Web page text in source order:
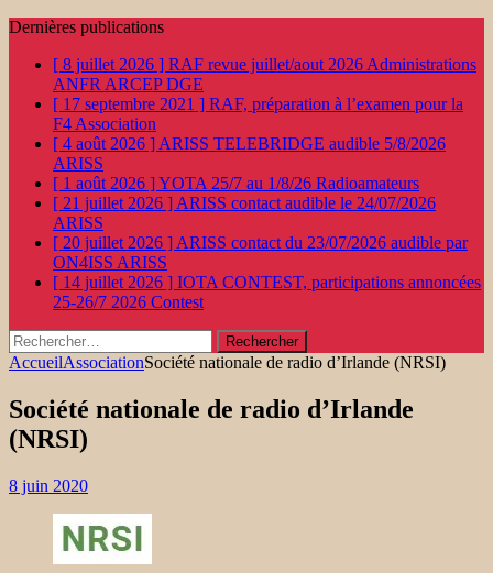
Dernières publications
[ 8 juillet 2026 ] RAF revue juillet/aout 2026 Administrations
ANFR ARCEP DGE
[ 17 septembre 2021 ] RAF, préparation à l’examen pour la
F4 Association
[ 4 août 2026 ] ARISS TELEBRIDGE audible 5/8/2026
ARISS
[ 1 août 2026 ]YOTA 25/7 au 1/8/26 Radioamateurs
[ 21 juillet 2026 ] ARISS contact audible le 24/07/2026
ARISS
[ 20 juillet 2026 ] ARISS contact du 23/07/2026 audible par
ON4ISS ARISS
[ 14 juillet 2026 ] IOTA CONTEST, participations annoncées
25-26/7 2026 Contest
Rechercher :
AccueilAssociationSociété nationale de radio d’Irlande (NRSI)
Société nationale de radio d’Irlande
(NRSI)
8 juin 2020